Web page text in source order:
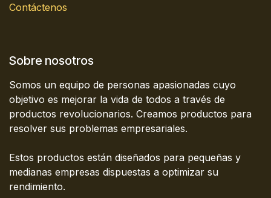
Contáctenos
Sobre nosotros
Somos un equipo de personas apasionadas cuyo
objetivo es mejorar la vida de todos a través de
productos revolucionarios. Creamos productos para
resolver sus problemas empresariales.
Estos productos están diseñados para pequeñas y
medianas empresas dispuestas a optimizar su
rendimiento.